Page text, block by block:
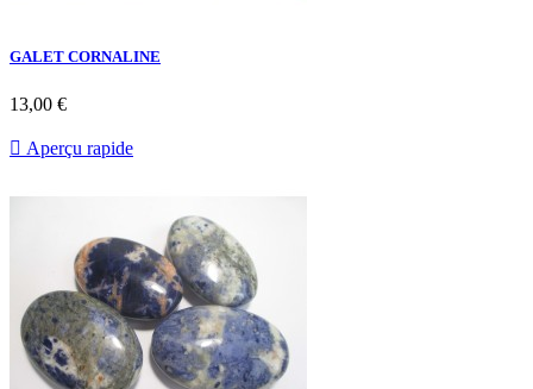
GALET CORNALINE
13,00 €
 Aperçu rapide